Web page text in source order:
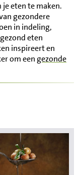
je eten te maken.
gezondere
in indeling,
eten
inspireert en
om een gezonde